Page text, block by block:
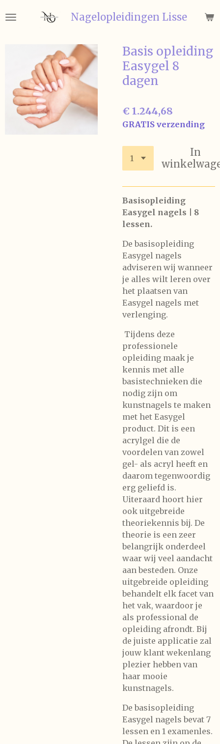
direct
hoofdinhoud
Nagelopleidingen Lisse
Basis opleiding
Easygel 8
dagen
€ 1.244,68
GRATIS verzending
In
Basisopleiding
Easygel nagels | 8
lessen.
De basisopleiding
Easygel nagels
adviseren wij wanneer
je alles wilt leren over
het plaatsen van
Easygel nagels met
verlenging.
Tijdens deze
professionele
opleiding maak je
kennis met alle
basistechnieken die
nodig zijn om
kunstnagels te maken
met het Easygel
product. Dit is een
acrylgel die de
voordelen van zowel
gel- als acryl heeft en
daarom tegenwoordig
erg geliefd is.
Uiteraard hoort hier
ook uitgebreide
theoriekennis bij. De
theorie is een zeer
belangrijk onderdeel
waar wij veel aandacht
aan besteden. Onze
uitgebreide opleiding
behandelt elk facet van
het vak, waardoor je
als professional de
opleiding afrondt. Bij
de juiste applicatie zal
jouw klant wekenlang
plezier hebben van
haar mooie
kunstnagels.
De basisopleiding
Easygel nagels bevat 7
lessen en 1 examenles.